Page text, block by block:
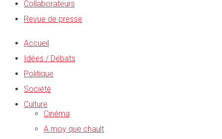
Collaborateurs
Revue de presse
Accueil
Idées / Débats
Politique
Société
Culture
Cinéma
A moy que chault